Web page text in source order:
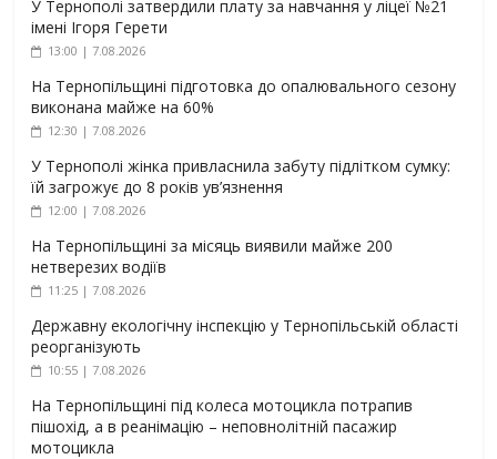
У Тернополі затвердили плату за навчання у ліцеї №21
імені Ігоря Герети
13:00 | 7.08.2026
На Тернопільщині підготовка до опалювального сезону
виконана майже на 60%
12:30 | 7.08.2026
У Тернополі жінка привласнила забуту підлітком сумку:
їй загрожує до 8 років ув’язнення
12:00 | 7.08.2026
На Тернопільщині за місяць виявили майже 200
нетверезих водіїв
11:25 | 7.08.2026
Державну екологічну інспекцію у Тернопільській області
реорганізують
10:55 | 7.08.2026
На Тернопільщині під колеса мотоцикла потрапив
пішохід, а в реанімацію – неповнолітній пасажир
мотоцикла